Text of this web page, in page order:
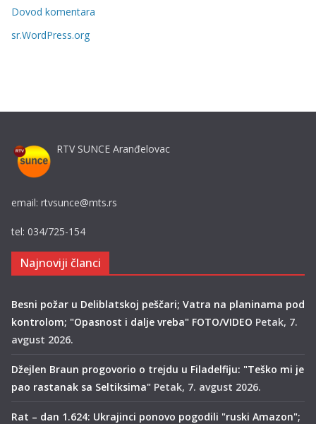
e
Dovod komentara
sr.WordPress.org
RTV SUNCE Aranđelovac
email: rtvsunce@mts.rs
tel: 034/725-154
Najnoviji članci
Besni požar u Deliblatskoj peščari; Vatra na planinama pod
kontrolom; "Opasnost i dalje vreba" FOTO/VIDEO Petak, 7.
avgust 2026.
Džejlen Braun progovorio o trejdu u Filadelfiju: "Teško mi je
pao rastanak sa Seltiksima" Petak, 7. avgust 2026.
Rat – dan 1.624: Ukrajinci ponovo pogodili "ruski Amazon";